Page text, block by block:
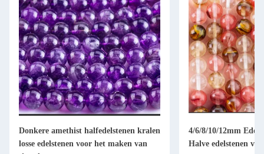
Donkere amethist halfedelstenen kralen
losse edelstenen voor het maken van
4/6/8/10/12mm
Halve edelstenen